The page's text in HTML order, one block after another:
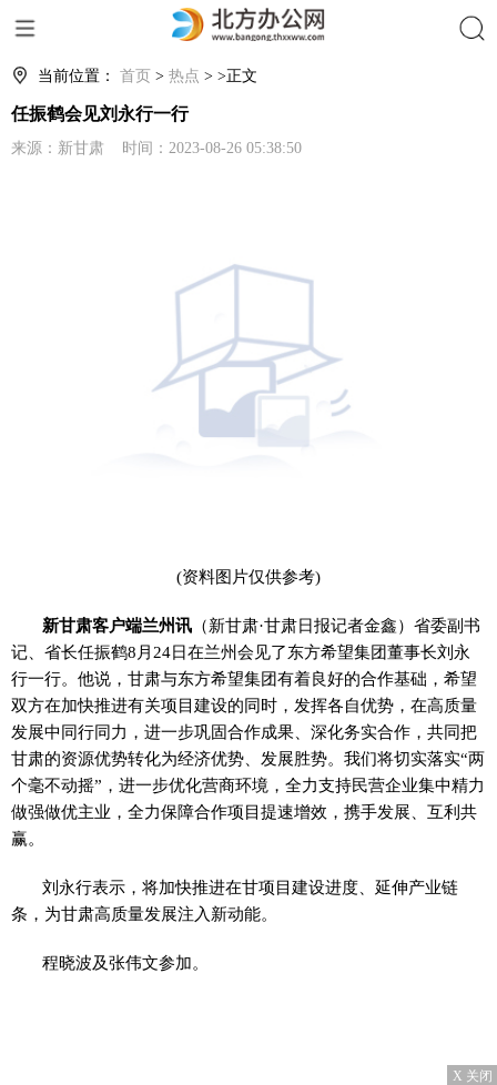
当前位置： 首页 > 热点 > >正文
任振鹤会见刘永行一行
来源：新甘肃 时间：2023-08-26 05:38:50
(资料图片仅供参考)
新甘肃客户端兰州讯 （新甘肃·甘肃日报记者金鑫）省委副书
记、省长任振鹤8月24日在兰州会见了东方希望集团董事长刘永
行一行。他说，甘肃与东方希望集团有着良好的合作基础，希望
双方在加快推进有关项目建设的同时，发挥各自优势，在高质量
发展中同行同力，进一步巩固合作成果、深化务实合作，共同把
甘肃的资源优势转化为经济优势、发展胜势。我们将切实落实“两
个毫不动摇”，进一步优化营商环境，全力支持民营企业集中精力
做强做优主业，全力保障合作项目提速增效，携手发展、互利共
赢。
刘永行表示，将加快推进在甘项目建设进度、延伸产业链
条，为甘肃高质量发展注入新动能。
程晓波及张伟文参加。
X 关闭